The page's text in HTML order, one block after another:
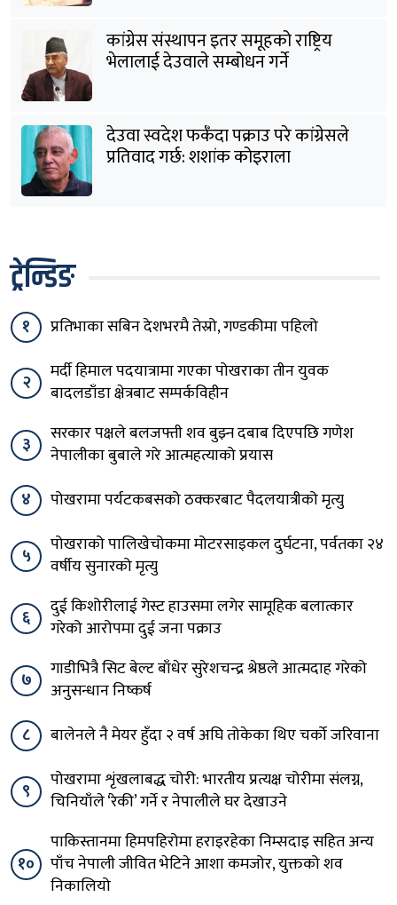
कांग्रेस संस्थापन इतर समूहको राष्ट्रिय
भेलालाई देउवाले सम्बोधन गर्ने
देउवा स्वदेश फर्कँदा पक्राउ परे कांग्रेसले
प्रतिवाद गर्छ: शशांक कोइराला
ट्रेन्डिङ
१ प्रतिभाका सबिन देशभरमै तेस्रो, गण्डकीमा पहिलो
२
मर्दी हिमाल पदयात्रामा गएका पोखराका तीन युवक
बादलडाँडा क्षेत्रबाट सम्पर्कविहीन
३
सरकार पक्षले बलजफ्ती शव बुझ्न दबाब दिएपछि गणेश
नेपालीका बुबाले गरे आत्महत्याको प्रयास
४
पोखरामा पर्यटकबसको ठक्करबाट पैदलयात्रीको मृत्यु
५
पोखराको पालिखेचोकमा मोटरसाइकल दुर्घटना, पर्वतका २४
वर्षीय सुनारको मृत्यु
६
दुई किशोरीलाई गेस्ट हाउसमा लगेर सामूहिक बलात्कार
गरेको आरोपमा दुई जना पक्राउ
७
गाडीभित्रै सिट बेल्ट बाँधेर सुरेशचन्द्र श्रेष्ठले आत्मदाह गरेको
अनुसन्धान निष्कर्ष
८
बालेनले नै मेयर हुँदा २ वर्ष अघि तोकेका थिए चर्को जरिवाना
९
पोखरामा शृंखलाबद्ध चोरी: भारतीय प्रत्यक्ष चोरीमा संलग्न,
चिनियाँले ‘रेकी’ गर्ने र नेपालीले घर देखाउने
१०
पाकिस्तानमा हिमपहिरोमा हराइरहेका निम्सदाइ सहित अन्य
पाँच नेपाली जीवित भेटिने आशा कमजोर, युक्तको शव
निकालियो